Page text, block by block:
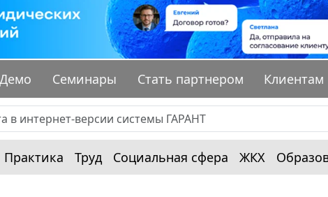
Демо Семинары Стать партнером Клиентам
Практика Труд Социальная сфера ЖКХ